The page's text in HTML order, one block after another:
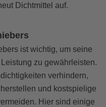
Dichtmittel auf.
ist wichtig, um seine
zu gewährleisten.
verhindern,
und kostspielige
Hier sind einige